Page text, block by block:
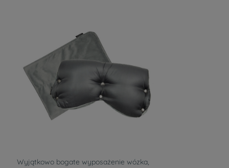
Wyjątkowo bogate wyposażenie wózka,